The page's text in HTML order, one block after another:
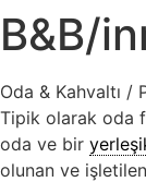
B&B/
Oda & Kahvaltı /
Tipik olarak oda
oda ve bir
olunan ve